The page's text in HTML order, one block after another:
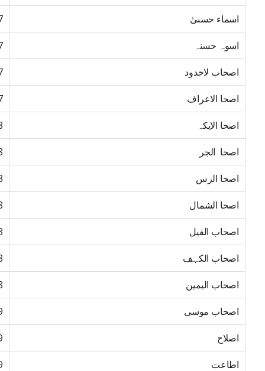
اسماء حسنیٰ
اسوہ حسنہ
اصحاب لاخدود
اصحا الاعراف
اصحا الایکہ
اصحا الجر
اصحا الرس
اصحا الشمال
اصحاب الفیل
اصحاب الکہف
اصحاب الیمین
اصحاب موسی
اصلاح
اطاعت